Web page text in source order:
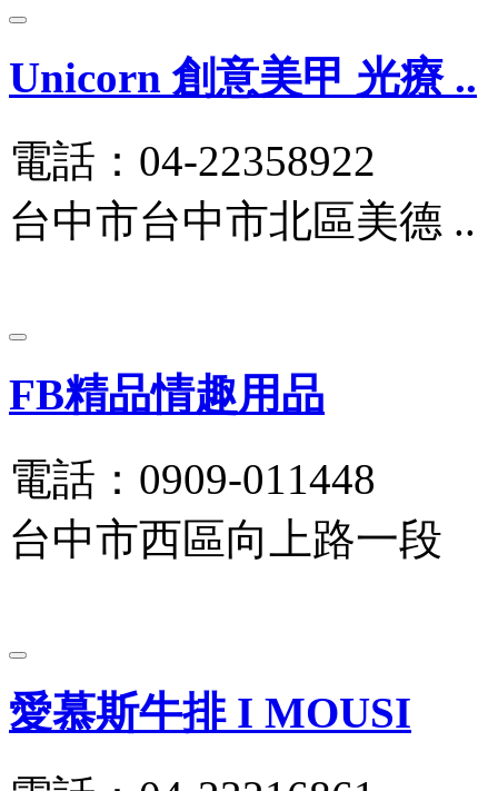
Unicorn 創意美甲 光療 ..
電話：04-22358922
台中市台中市北區美德 ..
FB精品情趣用品
電話：0909-011448
台中市西區向上路一段
愛慕斯牛排 I MOUSI